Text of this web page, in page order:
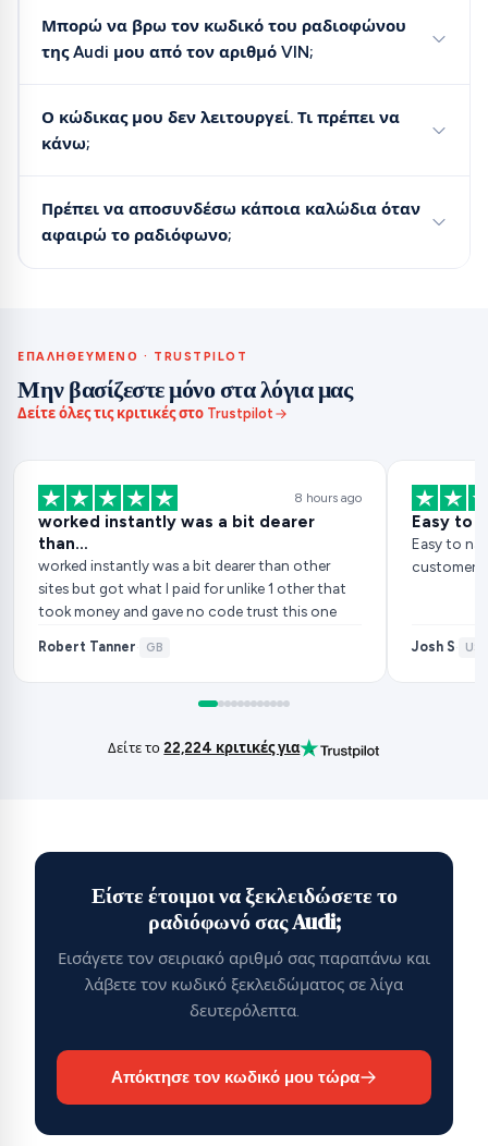
Μπορώ να βρω τον κωδικό του ραδιοφώνου
της Audi μου από τον αριθμό VIN;
Ο κώδικας μου δεν λειτουργεί. Τι πρέπει να
κάνω;
Πρέπει να αποσυνδέσω κάποια καλώδια όταν
αφαιρώ το ραδιόφωνο;
ΕΠΑΛΗΘΕΥΜΈΝΟ · TRUSTPILOT
Μην βασίζεστε μόνο στα λόγια μας
Δείτε όλες τις κριτικές στο Trustpilot
8 hours ago
worked instantly was a bit dearer
than…
worked instantly was a bit dearer than other
sites but got what I paid for unlike 1 other that
took money and gave no code trust this one
Robert Tanner· GB
Easy to
Easy to
customer
Josh S· US
Δείτε το22,224 κριτικές για
Είστε έτοιμοι να ξεκλειδώσετε το
ραδιόφωνό σας Audi;
Εισάγετε τον σειριακό αριθμό σας παραπάνω και
λάβετε τον κωδικό ξεκλειδώματος σε λίγα
δευτερόλεπτα.
Απόκτησε τον κωδικό μου τώρα